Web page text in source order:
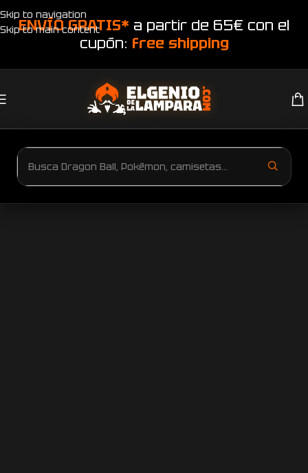
Skip to navigation
Skip to main content
ENVÍO GRATIS* a partir de 65€ con el
cupón: free shipping